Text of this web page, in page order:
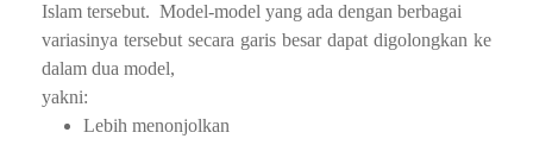
Islam tersebut. Model-model yang ada dengan berbagai
variasinya tersebut secara garis besar dapat digolongkan ke
dalam dua model,
yakni:
Lebih menonjolkan